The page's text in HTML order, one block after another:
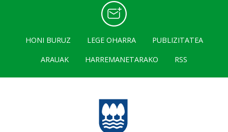
HONI BURUZ LEGE OHARRA
PUBLIZITATEA
ARAUAK
HARREMANETARAKO RSS